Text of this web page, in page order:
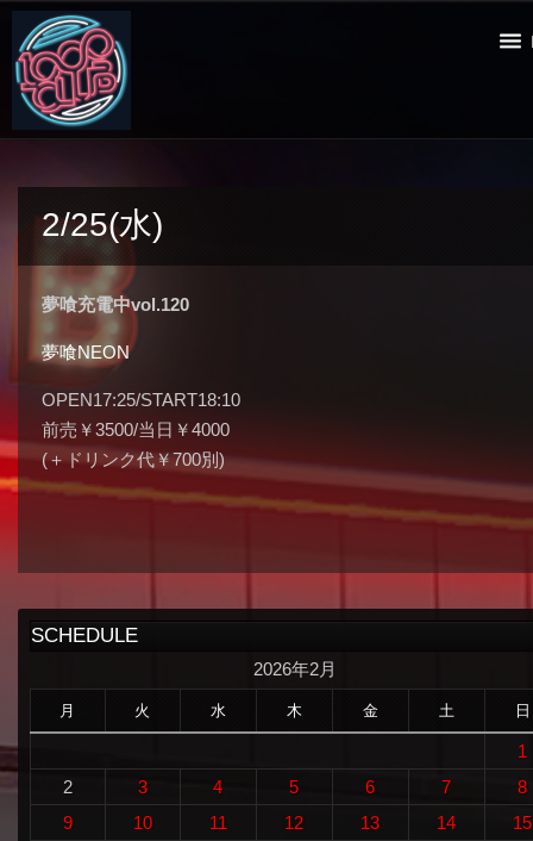
2/25(水)
夢喰充電中vol.120
夢喰NEON
OPEN17:25/START18:10
前売￥3500/当日￥4000
(＋ドリンク代￥700別)
SCHEDULE
2026年2月
月 火 水 木 金 土 日
1
2
3 4 5 6 7
8
9
10 11 12 13 14
15